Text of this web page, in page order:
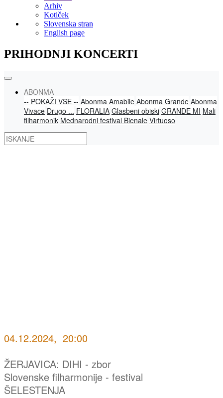
Arhiv
Kotiček
Slovenska stran
English page
PRIHODNJI KONCERTI
ABONMA
-- POKAŽI VSE -- Abonma Amabile Abonma Grande Abonma
Vivace Drugo ... FLORALIA Glasbeni obiski GRANDE MI Mali
filharmonik Mednarodni festival Bienale Virtuoso
04.12.2024, 20:00
ŽERJAVICA: DIHI - zbor
Slovenske filharmonije - festival
ŠELESTENJA